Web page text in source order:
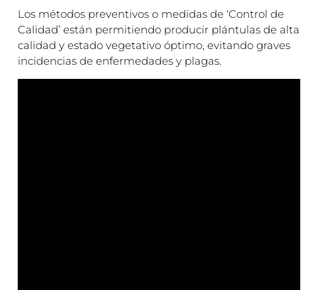
Los métodos preventivos o medidas de ‘Control de
Calidad’ están permitiendo producir plántulas de alta
calidad y estado vegetativo óptimo, evitando graves
incidencias de enfermedades y plagas.